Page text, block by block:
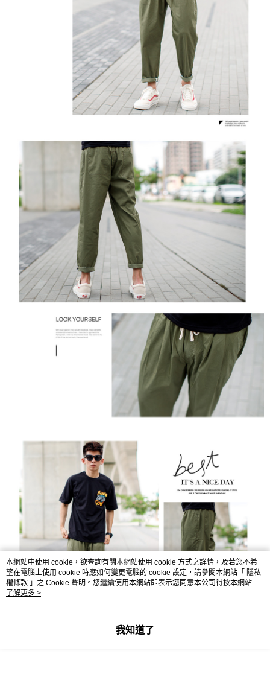
本網站中使用 cookie，欲查詢有關本網站使用 cookie 方式之詳情，及若您不希
望在電腦上使用 cookie 時應如何變更電腦的 cookie 設定，請參閱本網站「 隱私
權條款 」之 Cookie 聲明。您繼續使用本網站即表示您同意本公司得按本網站使
用條款之 Cookie 聲明使用 cookie。
了解更多 >
我知道了